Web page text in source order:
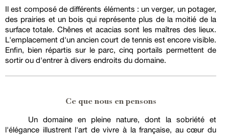
Il est composé de différents éléments : un verger, un potager,
des prairies et un bois qui représente plus de la moitié de la
surface totale. Chênes et acacias sont les maîtres des lieux.
L'emplacement d'un ancien court de tennis est encore visible.
Enfin, bien répartis sur le parc, cinq portails permettent de
sortir ou d'entrer à divers endroits du domaine.
Ce que nous en pensons
Un domaine en pleine nature, dont la sobriété et
l'élégance illustrent l'art de vivre à la française, au cœur du